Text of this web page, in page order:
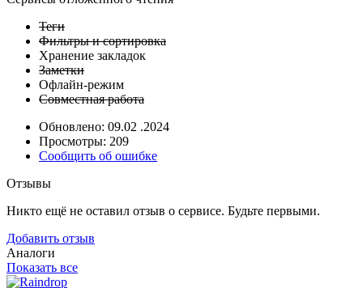
Теги
Фильтры и сортировка
Хранение закладок
Заметки
Офлайн-режим
Совместная работа
Обновлено: 09.02 .2024
Просмотры: 209
Сообщить об ошибке
Отзывы
Никто ещё не оставил отзыв о сервисе. Будьте первыми.
Добавить отзыв
Аналоги
Показать все